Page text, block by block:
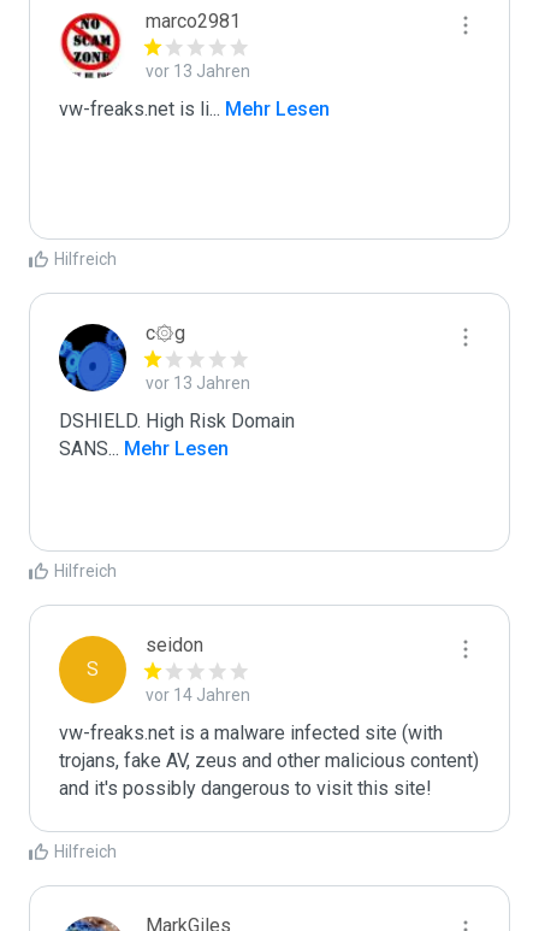
marco2981
vor 13 Jahren
vw-freaks.net is li... Mehr Lesen
Hilfreich
c۞g
vor 13 Jahren
DSHIELD. High Risk Domain
SANS... Mehr Lesen
Hilfreich
S
seidon
vor 14 Jahren
vw-freaks.net is a malware infected site (with
trojans, fake AV, zeus and other malicious content)
and it's possibly dangerous to visit this site!
Hilfreich
MarkGiles